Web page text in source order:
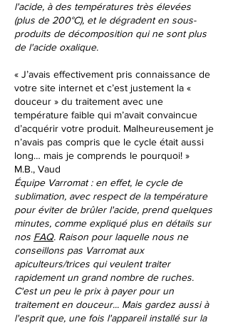
l'acide, à des températures très élevées
(plus de 200°C), et le dégradent en sous-
produits de décomposition qui ne sont plus
de l'acide oxalique.
« J’avais effectivement pris connaissance de
votre site internet et c’est justement la «
douceur » du traitement avec une
température faible qui m’avait convaincue
d’acquérir votre produit. Malheureusement je
n’avais pas compris que le cycle était aussi
long… mais je comprends le pourquoi! »
M.B., Vaud
Équipe Varromat : en effet, le cycle de
sublimation, avec respect de la température
pour éviter de brûler l'acide, prend quelques
minutes, comme expliqué plus en détails sur
nos FAQ. Raison pour laquelle nous ne
conseillons pas Varromat aux
apiculteurs/trices qui veulent traiter
rapidement un grand nombre de ruches.
C'est un peu le prix à payer pour un
traitement en douceur... Mais gardez aussi à
l'esprit que, une fois l'appareil installé sur la